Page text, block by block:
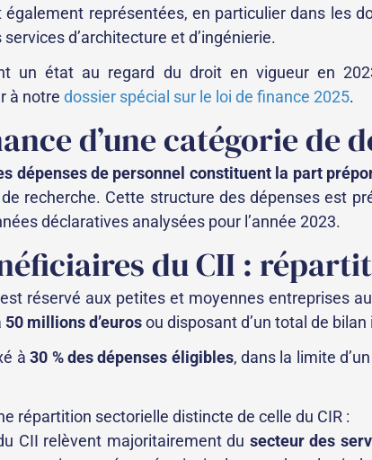
représentées, en particulier dans les
d’architecture et d’ingénierie.
un état au regard du droit en vigueur en
à notre dossier spécial sur le loi de finance 2025.
d’une catégorie de
dépenses de personnel constituent la part
recherche. Cette structure des dépenses est
déclaratives analysées pour l’année 2023.
du CII :
réservé aux petites et moyennes entreprises
50 millions d’eurosou disposant d’un total de bilan
à30 % des dépenses éligibles, dans la limite
répartition sectorielle distincte de celle du CIR :
CII relèvent majoritairement du secteur des